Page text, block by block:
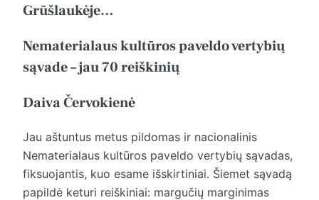
Grūšlaukėje…
Nematerialaus kultūros paveldo vertybių
sąvade – jau 70 reiškinių
Daiva Červokienė
Jau aštuntus metus pildomas ir nacionalinis
Nematerialaus kultūros paveldo vertybių sąvadas,
fiksuojantis, kuo esame išskirtiniai. Šiemet sąvadą
papildė keturi reiškiniai: margučių marginimas